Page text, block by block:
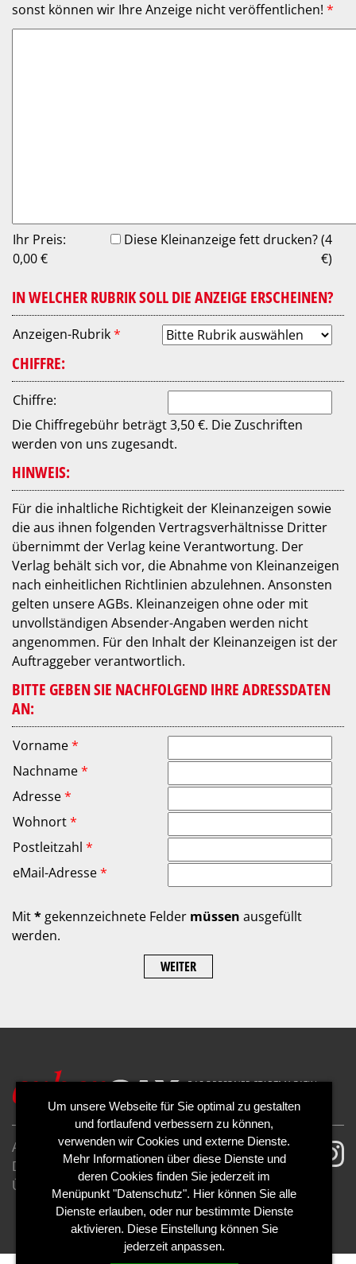
sonst können wir Ihre Anzeige nicht veröffentlichen! *
Ihr Preis:
0,00€
Diese Kleinanzeige fett drucken? (4
€)
IN WELCHER RUBRIK SOLL DIE ANZEIGE ERSCHEINEN?
Anzeigen-Rubrik*
CHIFFRE:
Chiffre:
Die Chiffregebühr beträgt 3,50 €. Die Zuschriften
werden von uns zugesandt.
HINWEIS:
Für die inhaltliche Richtigkeit der Kleinanzeigen sowie
die aus ihnen folgenden Vertragsverhältnisse Dritter
übernimmt der Verlag keine Verantwortung. Der
Verlag behält sich vor, die Abnahme von Kleinanzeigen
nach einheitlichen Richtlinien abzulehnen. Ansonsten
gelten unsere AGBs. Kleinanzeigen ohne oder mit
unvollständigen Absender-Angaben werden nicht
angenommen. Für den Inhalt der Kleinanzeigen ist der
Auftraggeber verantwortlich.
BITTE GEBEN SIE NACHFOLGEND IHRE ADRESSDATEN
AN:
Vorname*
Nachname*
Adresse*
Wohnort*
Postleitzahl *
eMail-Adresse*
Mit* gekennzeichnete Felder müssen ausgefüllt
werden.
WEITER
AGB
Impressum
Datenschutzerklärung
Cookies
Über uns
Kontakt
Mediadaten
Abo kündigen
Abo widerrufen
Um unsere Webseite für Sie optimal zu gestalten
und fortlaufend verbessern zu können,
verwenden wir Cookies und externe Dienste.
Mehr Informationen über diese Dienste und
deren Cookies finden Sie jederzeit im
Menüpunkt "Datenschutz". Hier können Sie alle
Dienste erlauben, oder nur bestimmte Dienste
aktivieren. Diese Einstellung können Sie
jederzeit anpassen.